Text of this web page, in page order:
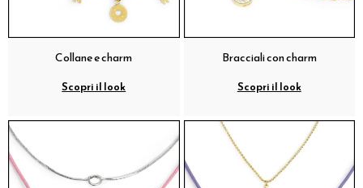
Collane e charm
Scopri il look
Bracciali con charm
Scopri il look